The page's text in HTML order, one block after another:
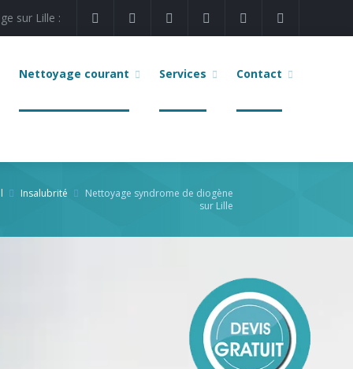
sur Lille :
Nettoyage courant Services Contact
Insalubrité
Nettoyage syndrome de diogène
sur Lille